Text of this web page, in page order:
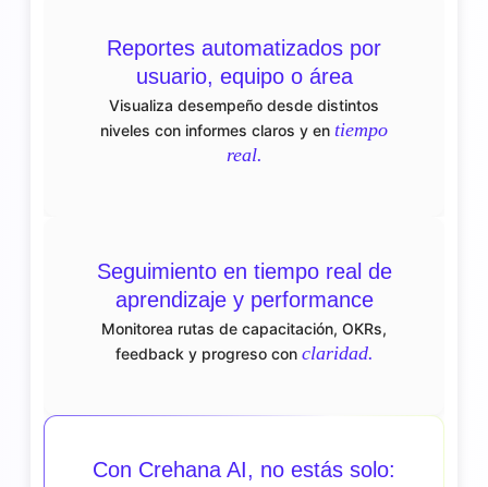
Reportes automatizados por
usuario, equipo o área
Visualiza desempeño desde distintos
niveles con informes claros y en tiempo
real.
Seguimiento en tiempo real de
aprendizaje y performance
Monitorea rutas de capacitación, OKRs,
feedback y progreso con claridad.
Con Crehana AI, no estás solo: